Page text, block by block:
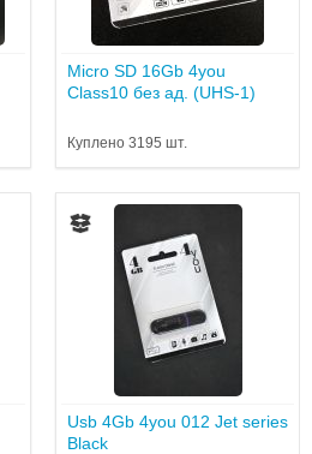
Micro SD 16Gb 4you
Class10 без ад. (UHS-1)
Куплено 3195 шт.
Usb 4Gb 4you 012 Jet series
Black